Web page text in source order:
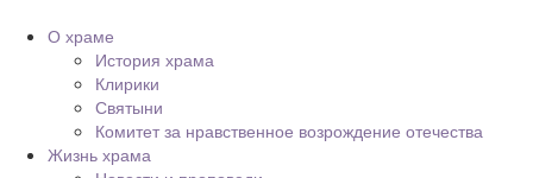
О храме
История храма
Клирики
Святыни
Комитет за нравственное возрождение отечества
Жизнь храма